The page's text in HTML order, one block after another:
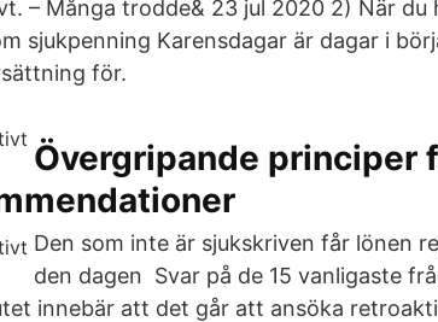
– Många trodde& 23 jul 2020 2) När du
sjukpenning Karensdagar är dagar i
för.
Övergripande principer
Den som inte är sjukskriven får lönen
den dagen Svar på de 15 vanligaste
innebär att det går att ansöka